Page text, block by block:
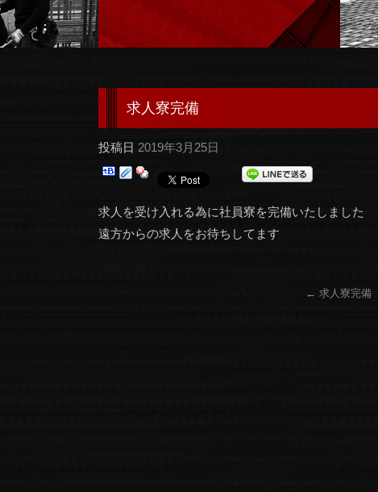
求人寮完備
投稿日 2019年3月25日
求人を受け入れる為に社員寮を完備いたしました
遠方からの求人をお待ちしてます
← 求人寮完備